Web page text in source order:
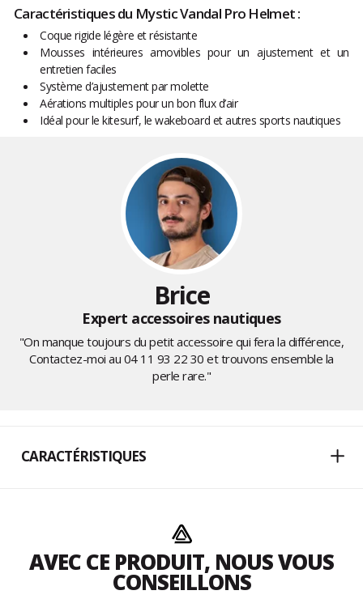
Caractéristiques du Mystic Vandal Pro Helmet :
Coque rigide légère et résistante
Mousses intérieures amovibles pour un ajustement et un
entretien faciles
Système d’ajustement par molette
Aérations multiples pour un bon flux d’air
Idéal pour le kitesurf, le wakeboard et autres sports nautiques
Brice
Expert accessoires nautiques
"On manque toujours du petit accessoire qui fera la différence,
Contactez-moi au 04 11 93 22 30 et trouvons ensemble la
perle rare."
CARACTÉRISTIQUES
AVEC CE PRODUIT, NOUS VOUS
CONSEILLONS